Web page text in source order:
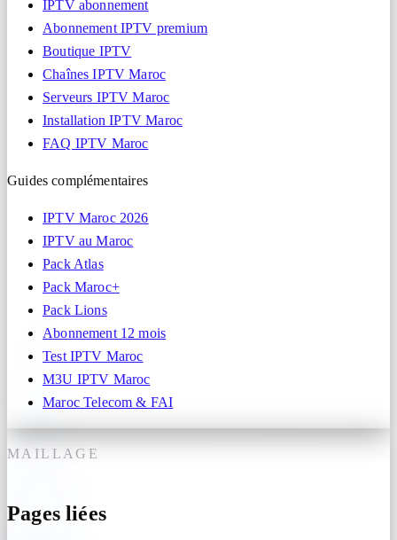
IPTV abonnement
Abonnement IPTV premium
Boutique IPTV
Chaînes IPTV Maroc
Serveurs IPTV Maroc
Installation IPTV Maroc
FAQ IPTV Maroc
Guides complémentaires
IPTV Maroc 2026
IPTV au Maroc
Pack Atlas
Pack Maroc+
Pack Lions
Abonnement 12 mois
Test IPTV Maroc
M3U IPTV Maroc
Maroc Telecom & FAI
MAILLAGE
Pages liées